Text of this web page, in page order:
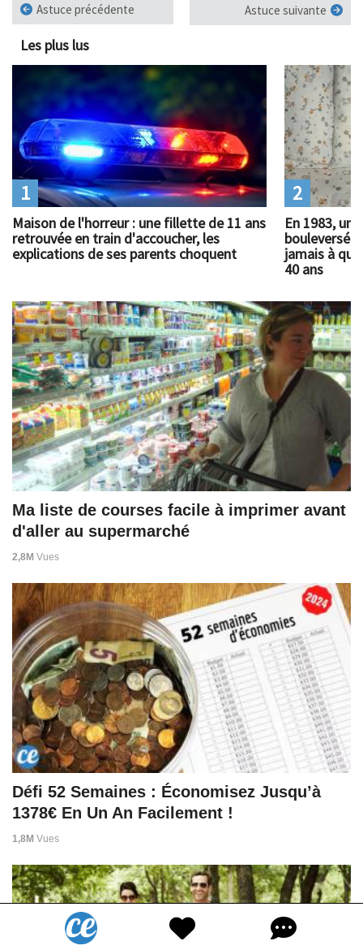
Astuce précédente Astuce suivante
Les plus lus
Maison de l'horreur : une fillette de 11 ans
retrouvée en train d'accoucher, les
explications de ses parents choquent
1
En 1983, un
bouleversé
jamais à
40 ans
2
Ma liste de courses facile à imprimer avant
d'aller au supermarché
2,8M Vues
Défi 52 Semaines : Économisez Jusqu’à
1378€ En Un An Facilement !
1,8M Vues